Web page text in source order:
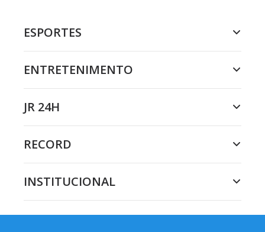
ESPORTES
ENTRETENIMENTO
JR 24H
RECORD
INSTITUCIONAL